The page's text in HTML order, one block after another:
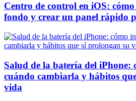
Centro de control en iOS:
fondo y crear un panel rápido
Salud de la batería del iPhone:
cuándo cambiarla y hábitos
vida